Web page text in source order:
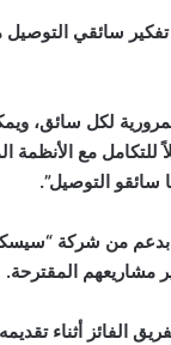
سائقي التوصيل
لكل سائق،
مع الأنظمة
سائقو التوصيل”.
بدعم من شركة
مشاريعهم المقترحة.
الفائز أثناء